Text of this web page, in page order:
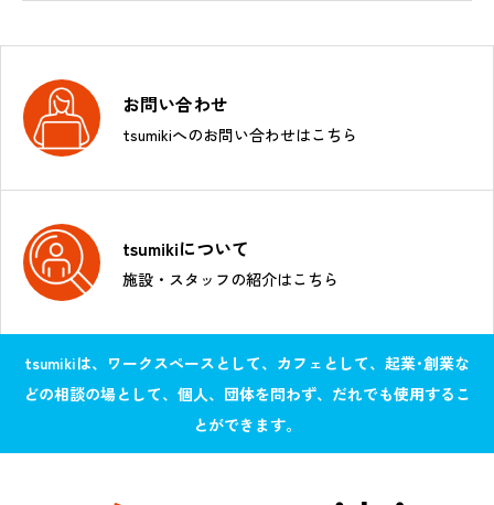
お問い合わせ
tsumikiへのお問い合わせはこちら
tsumikiについて
施設・スタッフの紹介はこちら
tsumikiは、ワークスペースとして、カフェとして、起業･創業な
どの相談の場として、個人、団体を問わず、だれでも使用するこ
とができます。